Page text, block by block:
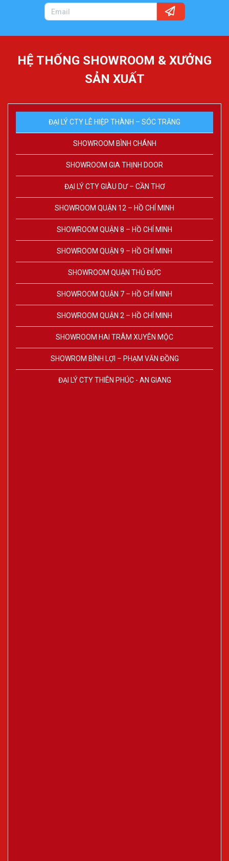
HỆ THỐNG SHOWROOM & XƯỞNG
SẢN XUẤT
ĐẠI LÝ CTY LÊ HIỆP THÀNH – SÓC TRĂNG
SHOWROOM BÌNH CHÁNH
SHOWROOM GIA THỊNH DOOR
ĐẠI LÝ CTY GIÀU DƯ – CẦN THƠ
SHOWROOM QUẬN 12 – HỒ CHÍ MINH
SHOWROOM QUẬN 8 – HỒ CHÍ MINH
SHOWROOM QUẬN 9 – HỒ CHÍ MINH
SHOWROOM QUẬN THỦ ĐỨC
SHOWROOM QUẬN 7 – HỒ CHÍ MINH
SHOWROOM QUẬN 2 – HỒ CHÍ MINH
SHOWROOM HAI TRÂM XUYÊN MỘC
SHOWROM BÌNH LỢI – PHẠM VĂN ĐỒNG
ĐẠI LÝ CTY THIÊN PHÚC - AN GIANG